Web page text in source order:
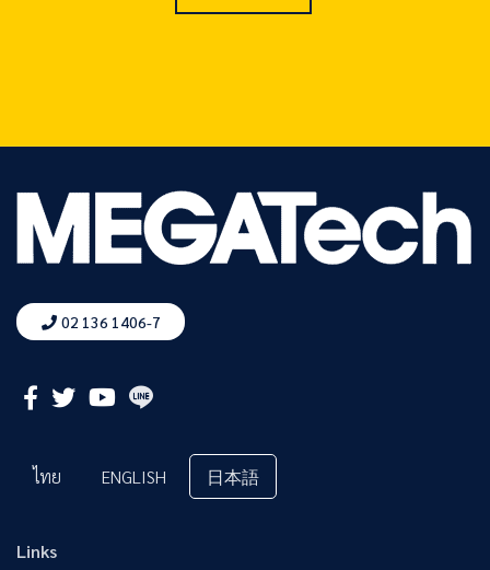
02 136 1406-7
ไทย ENGLISH 日本語
Links